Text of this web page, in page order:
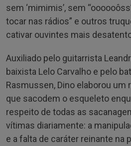
sem ‘mimimis’, sem
tocar nas rádios” e outros
cativar ouvintes mais
Auxiliado pelo guitarrista
baixista Lelo Carvalho e pelo
Rasmussen, Dino elaborou um
que sacodem o esqueleto
respeito de todas as
vítimas diariamente: a
e a falta de caráter reinante na